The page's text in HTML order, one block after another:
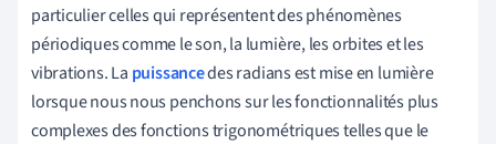
particulier celles qui représentent des phénomènes
périodiques comme le son, la lumière, les orbites et les
vibrations. La puissancedes radians est mise en lumière
lorsque nous nous penchons sur les fonctionnalités plus
complexes des fonctions trigonométriques telles que le